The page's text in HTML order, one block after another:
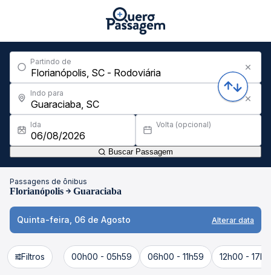
Partindo de
Indo para
Ida Volta (opcional)
Buscar Passagem
Passagens de ônibus
Florianópolis Guaraciaba
Quinta-feira, 06 de Agosto Alterar data
Filtros 00h00 - 05h59 06h00 - 11h59 12h00 -